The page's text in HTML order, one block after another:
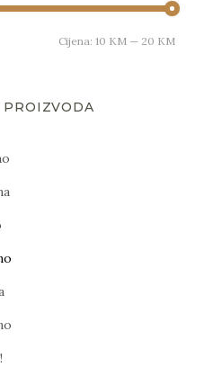
Cijena: 10 KM — 20 KM
PROIZVODA